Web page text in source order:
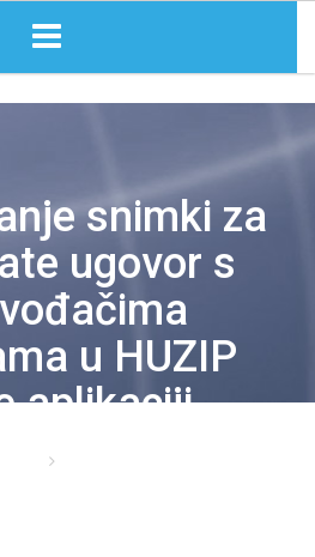
snimki za
ugovor s
u HUZIP
aplikaciji